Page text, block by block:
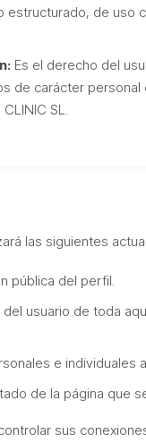
estructurado, de uso
Es el derecho del
de carácter
SL.
las siguientes
pública del perfil.
usuario de toda
e individuales
de la página que
sus